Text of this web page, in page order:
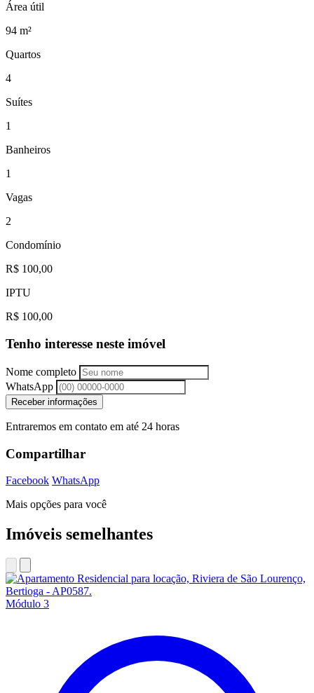
Área útil
94 m²
Quartos
4
Suítes
1
Banheiros
1
Vagas
2
Condomínio
R$ 100,00
IPTU
R$ 100,00
Tenho interesse neste imóvel
Nome completo
WhatsApp
Receber informações
Entraremos em contato em até 24 horas
Compartilhar
Facebook WhatsApp
Mais opções para você
Imóveis semelhantes
Módulo 3